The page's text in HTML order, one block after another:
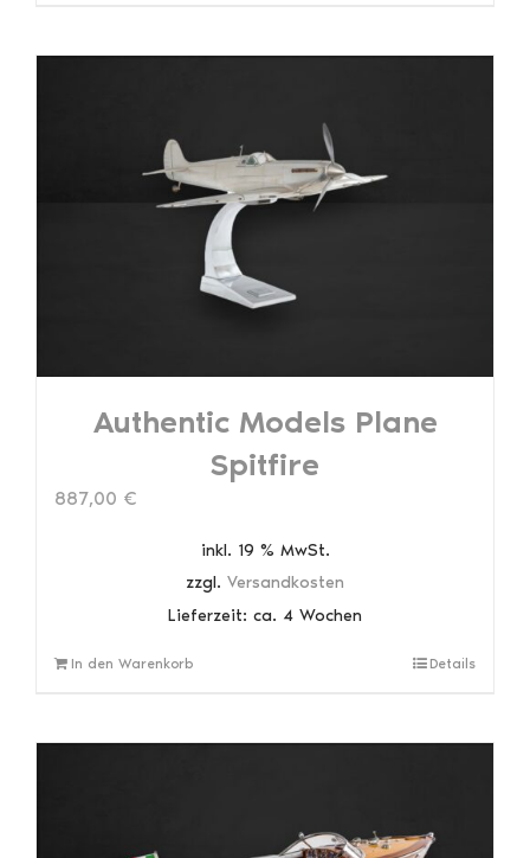
Authentic Models Plane
Spitfire
887,00 €
inkl. 19 % MwSt.
zzgl. Versandkosten
Lieferzeit: ca. 4 Wochen
In den Warenkorb Details